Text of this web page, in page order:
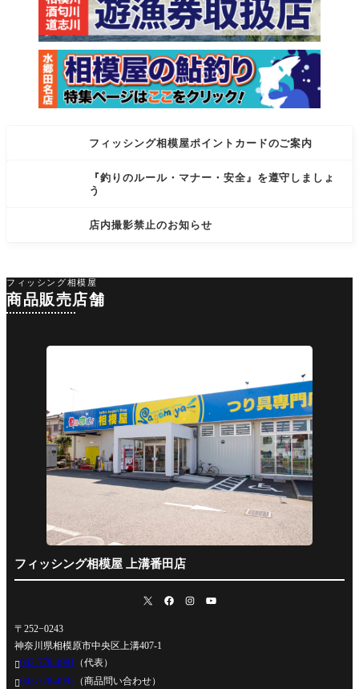
フィッシング相模屋ポイントカードのご案内
『釣りのルール・マナー・安全』を遵守しましょ
う
店内撮影禁止のお知らせ
フィッシング相模屋
商品販売店舗
フィッシング相模屋 上溝番田店
〒252−0243
神奈川県相模原市中央区上溝407-1
042-778-4991 （代表）
042-778-4995 （商品問い合わせ）